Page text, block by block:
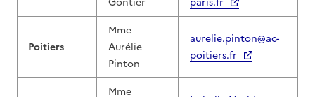
Poitiers
Mme
Aurélie
Pinton
aurelie.pinton@ac-
poitiers.fr
Mme